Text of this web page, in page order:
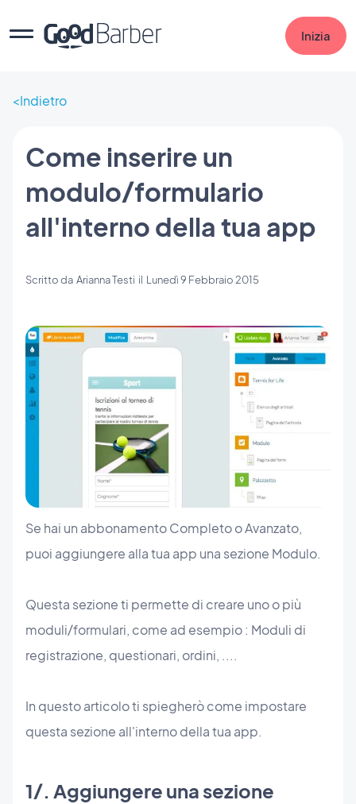
Inizia
Indietro
Come inserire un
modulo/formulario
all'interno della tua app
Scritto da Arianna Testi il Lunedì 9 Febbraio 2015
Se hai un abbonamento Completo o Avanzato,
puoi aggiungere alla tua app una sezione Modulo.
Questa sezione ti permette di creare uno o più
moduli/formulari, come ad esempio : Moduli di
registrazione, questionari, ordini, ....
In questo articolo ti spiegherò come impostare
questa sezione all'interno della tua app.
1/. Aggiungere una sezione